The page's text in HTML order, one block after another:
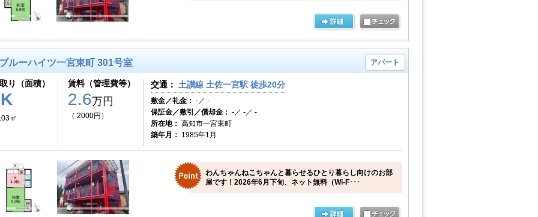
ルーハイツ一宮東町 301号室 アパート
り（面積）
㎡
賃料（管理費等）
2.6万円
（ 2000円）
交通： 土讃線 土佐一宮駅 徒歩20分
敷金／礼金： -／ -
保証金／敷引／償却金： -／ -／ -
所在地： 高知市一宮東町
築年月： 1985年1月
わんちゃんねこちゃんと暮らせるひとり暮らし向けのお部
屋です！2026年6月下旬、ネット無料（Wi-F･･･